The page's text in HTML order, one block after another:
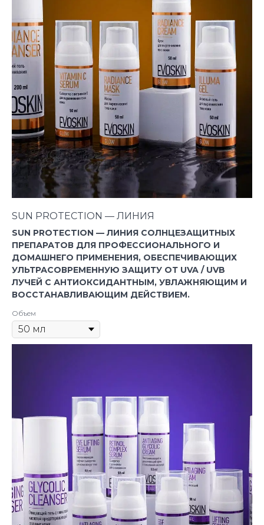
SUN PROTECTION — ЛИНИЯ
SUN PROTECTION — ЛИНИЯ СОЛНЦЕЗАЩИТНЫХ
ПРЕПАРАТОВ ДЛЯ ПРОФЕССИОНАЛЬНОГО И
ДОМАШНЕГО ПРИМЕНЕНИЯ, ОБЕСПЕЧИВАЮЩИХ
УЛЬТРАСОВРЕМЕННУЮ ЗАЩИТУ ОТ UVA / UVB
ЛУЧЕЙ С АНТИОКСИДАНТНЫМ, УВЛАЖНЯЮЩИМ И
ВОССТАНАВЛИВАЮЩИМ ДЕЙСТВИЕМ.
Объем